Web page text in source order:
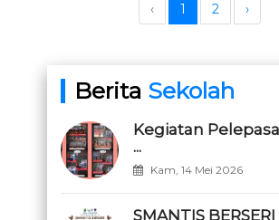
‹ 1 2 ›
Berita Sekolah
Kegiatan
...
Kam, 14 Mei 2026
SMANTIS BERSERI